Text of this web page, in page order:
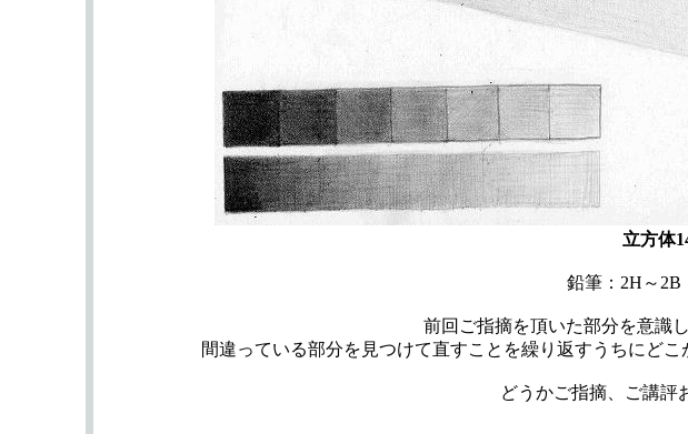
立方体
鉛筆：2H～
前回ご指摘を頂いた部分を意識
間違っている部分を見つけて直すことを繰り返すうちにど
どうかご指摘、ご講評